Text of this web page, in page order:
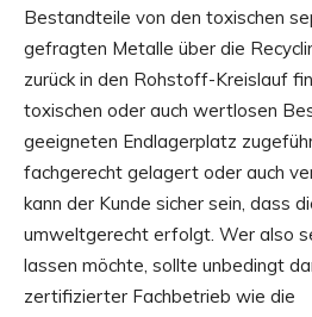
Bestandteile von den toxischen
gefragten Metalle über die
zurück in den Rohstoff-Kreislauf
toxischen oder auch wertlosen
geeigneten Endlagerplatz
fachgerecht gelagert oder auch
kann der Kunde sicher sein, dass
umweltgerecht erfolgt. Wer also
lassen möchte, sollte unbedingt
zertifizierter Fachbetrieb wie die